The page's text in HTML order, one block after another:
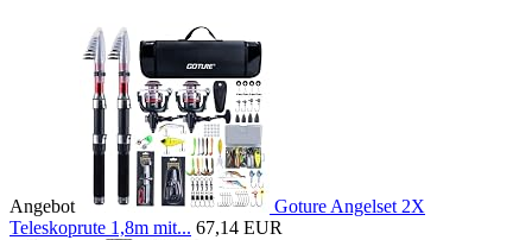
Angebot
Goture Angelset 2X
Teleskoprute 1,8m mit... 67,14 EUR